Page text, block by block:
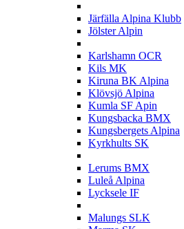
Järfälla Alpina Klubb
Jölster Alpin
Karlshamn OCR
Kils MK
Kiruna BK Alpina
Klövsjö Alpina
Kumla SF Apin
Kungsbacka BMX
Kungsbergets Alpina
Kyrkhults SK
Lerums BMX
Luleå Alpina
Lycksele IF
Malungs SLK